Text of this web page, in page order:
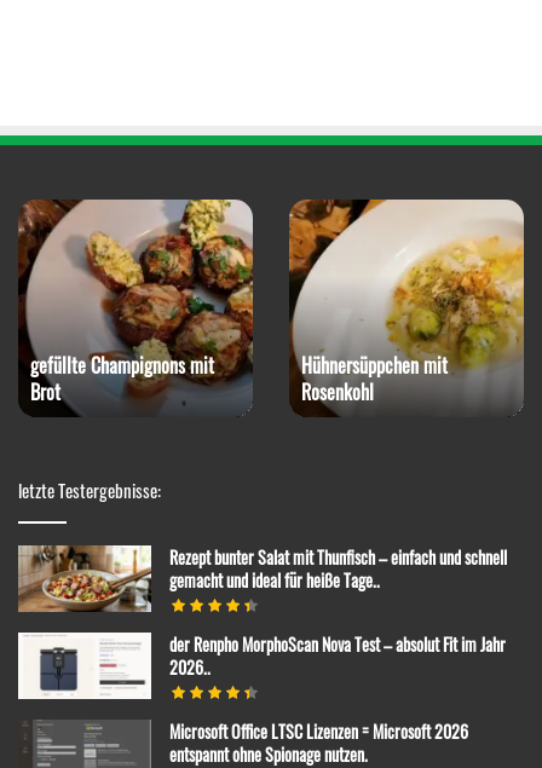
gefüllte Champignons mit
Brot
Hühnersüppchen mit
Rosenkohl
letzte Testergebnisse:
Rezept bunter Salat mit Thunfisch – einfach und schnell
gemacht und ideal für heiße Tage..
der Renpho MorphoScan Nova Test – absolut Fit im Jahr
2026..
Microsoft Office LTSC Lizenzen = Microsoft 2026
entspannt ohne Spionage nutzen.